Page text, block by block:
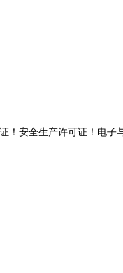
！安全生产许可证！电子